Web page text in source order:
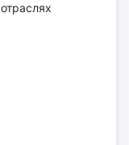
отраслях